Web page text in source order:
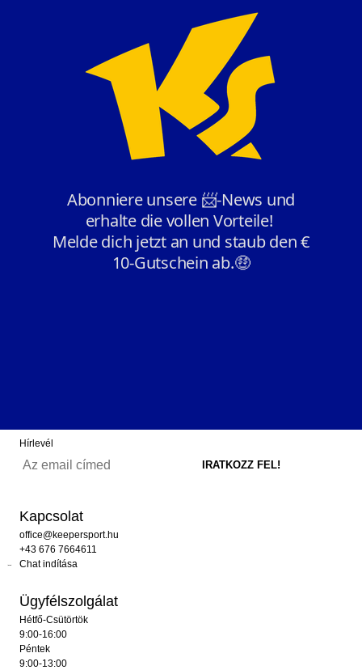
Hírlevél
Kapcsolat
office@keepersport.hu
+43 676 7664611
Chat indítása
Ügyfélszolgálat
Hétfő-Csütörtök
9:00-16:00
Péntek
9:00-13:00